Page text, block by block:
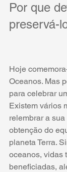
Por que
preservá-
Hoje
Oceanos. Mas
para celebrar
Existem vários
relembrar a
obtenção do
planeta Terra.
oceanos, vidas
beneficiadas,